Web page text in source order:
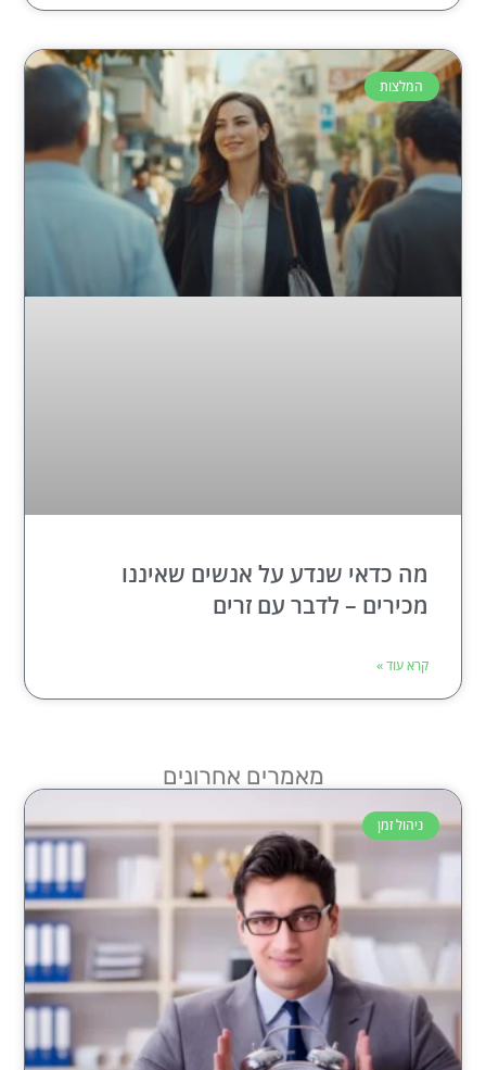
המלצות
מה כדאי שנדע על אנשים שאיננו
מכירים – לדבר עם זרים
קרא עוד »
מאמרים אחרונים
ניהול זמן